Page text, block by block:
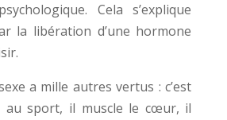
Cela s’explique
la libération d’une hormone
a mille autres vertus : c’est
au sport, il muscle le cœur, il